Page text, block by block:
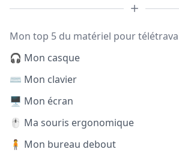
Mon top 5 du matériel pour
🎧 Mon casque
⌨️ Mon clavier
🖥️ Mon écran
🖱️ Ma souris ergonomique
🧍 Mon bureau debout